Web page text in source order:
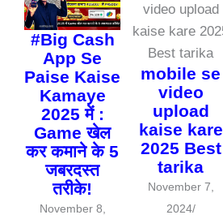
#Big Cash
App Se
Paise Kaise
Kamaye
2025 में :
Game खेल
कर कमाने के 5
जबरदस्त
तरीके!
November 8,
mobile se
video
upload
kaise kare
2025 Best
tarika
November 7,
2024/